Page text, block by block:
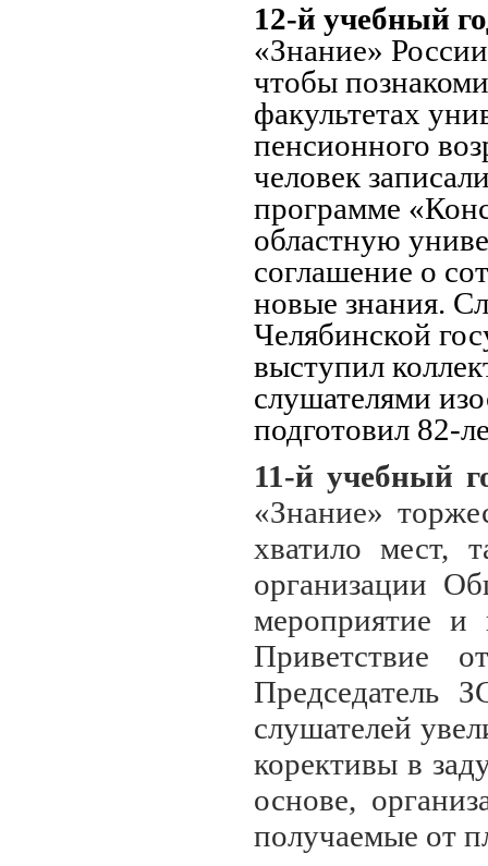
12-й учебный
«Знание»
чтобы
факультетах
пенсионного
человек
программе
областную
соглашение о
новые знания.
Челябинской
выступил
слушателями
подготовил 82-
11-й учебный
«Знание»
хватило мест,
организации
мероприятие и
Приветствие
Председатель
слушателей
корективы в
основе,
получаемые от